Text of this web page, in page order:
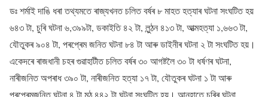
ডঃ শৰ্মাই দাঙি ধৰা তথ্যমতে ৰাজ্যখনত চলিত বৰ্ষৰ ৮ মাহত হত্যাৰ ঘটনা সংঘটিত হয়
৬৪৩ টা, চুৰি ঘটনা ৬,৩৯৯টা, ডকাইতি ৪২ টা, লুন্ঠন ৪১৩ টা, আত্মহত্যা ১,৬৬৩ টা,
যৌতুকৰ ৯০৪ টা, পৰপ্ৰেম জনিত ঘটনা ৮৪ টা আৰু ডাইনীৰ ঘটনা ২ টা সংঘটিত হয়।
একেদৰে ৰাজধানী চহৰ গুৱাহাটীত চলিত বৰ্ষৰ ৩০ আগষ্টলৈ ৩০ টা ধৰ্ষণৰ ঘটনা,
নাৰীজনিত অপৰাধ ৩৯০ টা, নাৰীজনিত হত্যা ১৭ টা, যৌতুকৰ ঘটনা ১ টা আৰু
পৰপ্ৰেমজনিত ঘটনা ৪ টা মুঠ ৪৪২ টা ঘটনা সংঘটিত হয়। আনহাতে চুৰিৰ ঘটনা